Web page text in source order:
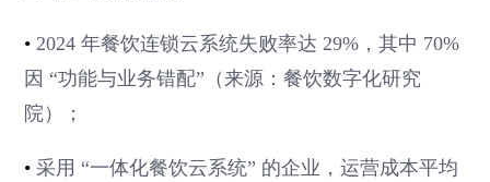
• 2024 年餐饮连锁云系统失败率达 29%，其中 70%
因 “功能与业务错配”（来源：餐饮数字化研究
院）；
•采用 “一体化餐饮云系统” 的企业，运营成本平均